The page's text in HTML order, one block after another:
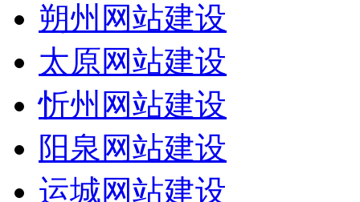
朔州网站建设
太原网站建设
忻州网站建设
阳泉网站建设
运城网站建设